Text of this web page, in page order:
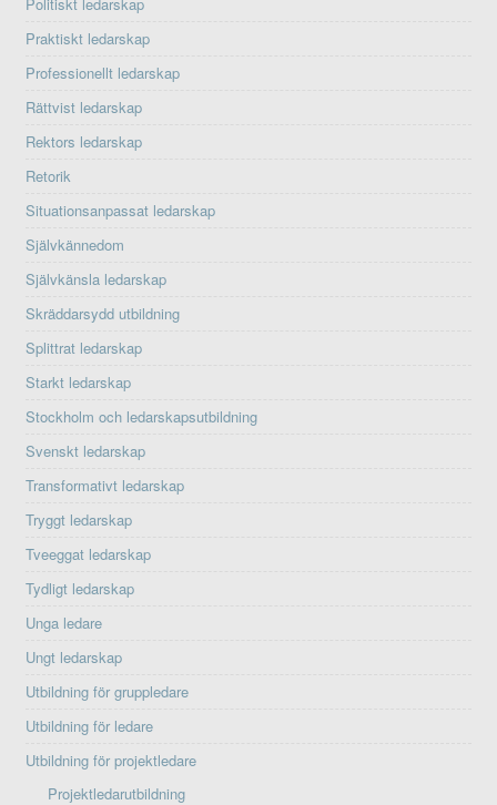
Praktiskt ledarskap
Professionellt ledarskap
Rättvist ledarskap
Rektors ledarskap
Retorik
Situationsanpassat ledarskap
Självkännedom
Självkänsla ledarskap
Skräddarsydd utbildning
Splittrat ledarskap
Starkt ledarskap
Stockholm och ledarskapsutbildning
Svenskt ledarskap
Transformativt ledarskap
Tryggt ledarskap
Tveeggat ledarskap
Tydligt ledarskap
Unga ledare
Ungt ledarskap
Utbildning för gruppledare
Utbildning för ledare
Utbildning för projektledare
Projektledarutbildning